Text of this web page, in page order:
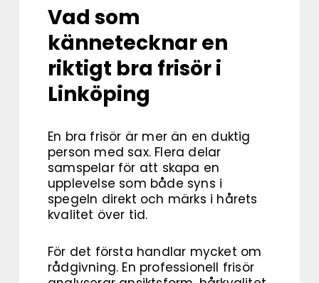
Vad som
kännetecknar en
riktigt bra frisör i
Linköping
En bra frisör är mer än en duktig
person med sax. Flera delar
samspelar för att skapa en
upplevelse som både syns i
spegeln direkt och märks i hårets
kvalitet över tid.
För det första handlar mycket om
rådgivning. En professionell frisör